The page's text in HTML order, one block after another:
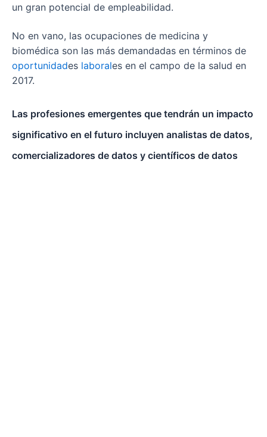
un gran potencial de empleabilidad.
No en vano, las ocupaciones de medicina y
biomédica son las más demandadas en términos de
oportunidades laborales en el campo de la salud en
2017.
Las profesiones emergentes que tendrán un impacto
significativo en el futuro incluyen analistas de datos,
comercializadores de datos y científicos de datos